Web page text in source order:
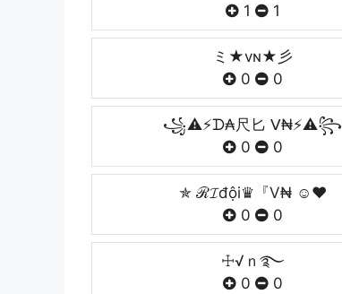
1
1
ミ★vɴ★彡
0
0
꧁⚠⚡ᗪ₳尺匕 ᐯ₦⚡⚠꧂
0
0
✯ ℛ𝓘đội♛『V₦ ☺♥
0
0
☩√ｎ࿐
0
0